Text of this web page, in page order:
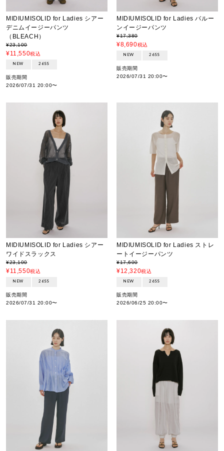
MIDIUMISOLID for Ladies シアー
デニムイージーパンツ
（BLEACH）
¥23,100
¥11,550税込
NEW 26SS
販売期間
2026/07/31 20:00〜
MIDIUMISOLID for Ladies バルー
ンイージーパンツ
¥17,380
¥8,690税込
NEW 26SS
販売期間
2026/07/31 20:00〜
MIDIUMISOLID for Ladies シアー
ワイドスラックス
¥23,100
¥11,550税込
NEW 26SS
販売期間
2026/07/31 20:00〜
MIDIUMISOLID for Ladies ストレ
ートイージーパンツ
¥17,600
¥12,320税込
NEW 26SS
販売期間
2026/06/25 20:00〜